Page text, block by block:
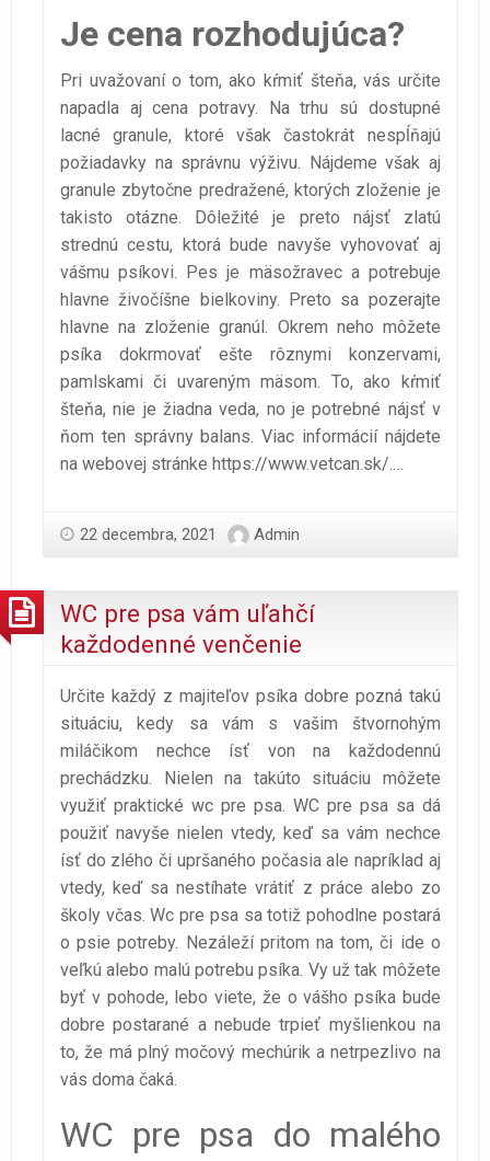
Je cena rozhodujúca?
Pri uvažovaní o tom, ako kŕmiť šteňa, vás určite
napadla aj cena potravy. Na trhu sú dostupné
lacné granule, ktoré však častokrát nespĺňajú
požiadavky na správnu výživu. Nájdeme však aj
granule zbytočne predražené, ktorých zloženie je
takisto otázne. Dôležité je preto nájsť zlatú
strednú cestu, ktorá bude navyše vyhovovať aj
vášmu psíkovi. Pes je mäsožravec a potrebuje
hlavne živočíšne bielkoviny. Preto sa pozerajte
hlavne na zloženie granúl. Okrem neho môžete
psíka dokrmovať ešte rôznymi konzervami,
pamlskami či uvareným mäsom. To, ako kŕmiť
šteňa, nie je žiadna veda, no je potrebné nájsť v
ňom ten správny balans. Viac informácií nájdete
na webovej stránke https://www.vetcan.sk/.…
22 decembra, 2021 Admin
WC pre psa vám uľahčí
každodenné venčenie
Určite každý z majiteľov psíka dobre pozná takú
situáciu, kedy sa vám s vašim štvornohým
miláčikom nechce ísť von na každodennú
prechádzku. Nielen na takúto situáciu môžete
využiť praktické wc pre psa. WC pre psa sa dá
použiť navyše nielen vtedy, keď sa vám nechce
ísť do zlého či upršaného počasia ale napríklad aj
vtedy, keď sa nestíhate vrátiť z práce alebo zo
školy včas. Wc pre psa sa totiž pohodlne postará
o psie potreby. Nezáleží pritom na tom, či ide o
veľkú alebo malú potrebu psíka. Vy už tak môžete
byť v pohode, lebo viete, že o vášho psíka bude
dobre postarané a nebude trpieť myšlienkou na
to, že má plný močový mechúrik a netrpezlivo na
vás doma čaká.
WC pre psa do malého